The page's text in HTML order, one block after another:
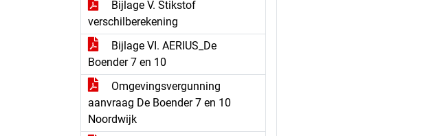
Bijlage V. Stikstof
verschilberekening
Bijlage VI. AERIUS_De
Boender 7 en 10
Omgevingsvergunning
aanvraag De Boender 7 en 10
Noordwijk